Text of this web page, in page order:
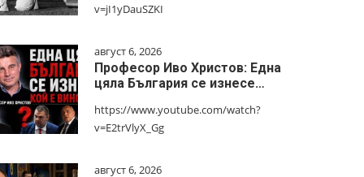
v=jI1yDauSZKI
август 6, 2026
Професор Иво Христов: Една
цяла България се изнесе…
https://www.youtube.com/watch?
v=E2trVlyX_Gg
август 6, 2026